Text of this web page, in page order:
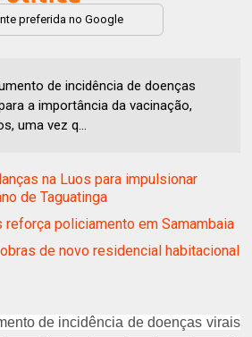
preferida no Google
de incidência de doenças
a importância da vacinação,
uma vez q...
na Luos para impulsionar
de Taguatinga
reforça policiamento em Samambaia
de novo residencial habitacional
de incidência de doenças virais